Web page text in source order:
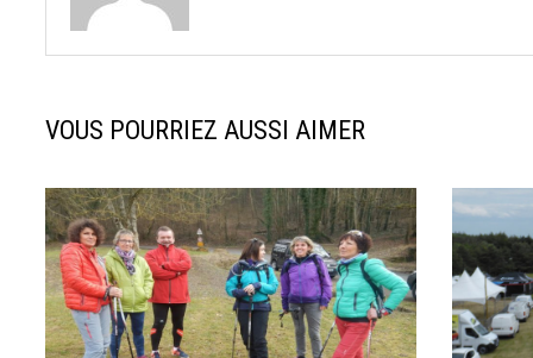
VOUS POURRIEZ AUSSI AIMER